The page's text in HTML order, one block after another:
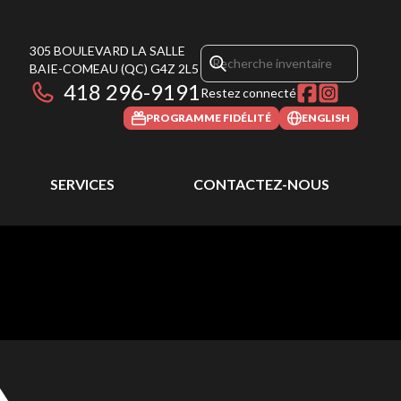
305 BOULEVARD LA SALLE
BAIE-COMEAU (QC) G4Z 2L5
418 296-9191Restez connecté
PROGRAMME FIDÉLITÉ ENGLISH
SERVICES CONTACTEZ-NOUS